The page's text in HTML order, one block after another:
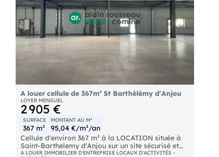
A louer cellule de 367m² St Barthélémy d'Anjou
LOYER MENSUEL
2 905 €
SURFACE
367 m²
MONTANT AU M²
95,04 €/m²/an
Cellule d'environ 367 m² à la LOCATION située à
Saint-Barthelemy d'Anjou sur un site sécurisé et
clos, tout proche A87.
A LOUER IMMOBILIER D'ENTREPRISE LOCAUX D'ACTIVITÉS -